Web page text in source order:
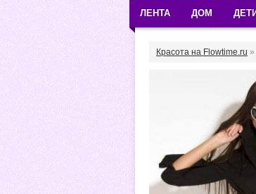
ЛЕНТА ДОМ ДЕТИ
Красота на Flowtime.ru »